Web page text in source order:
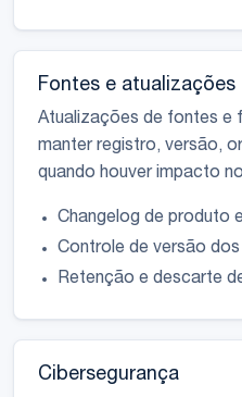
Fontes e atualizações
Atualizações de fontes e
manter registro, versão,
quando houver impacto
Changelog de produto
Controle de versão
Retenção e descarte
Cibersegurança